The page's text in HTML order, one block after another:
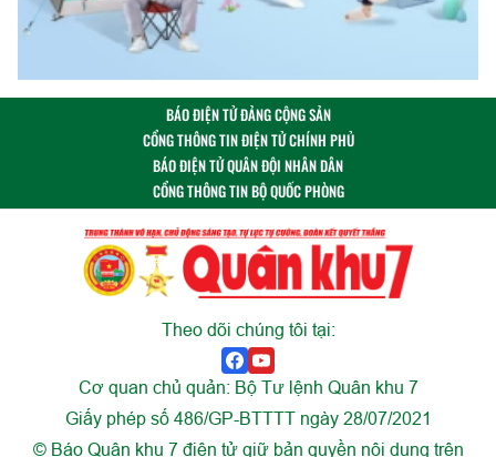
BÁO ĐIỆN TỬ ĐẢNG CỘNG SẢN
CỔNG THÔNG TIN ĐIỆN TỬ CHÍNH PHỦ
BÁO ĐIỆN TỬ QUÂN ĐỘI NHÂN DÂN
CỔNG THÔNG TIN BỘ QUỐC PHÒNG
Theo dõi chúng tôi tại:
Cơ quan chủ quản: Bộ Tư lệnh Quân khu 7
Giấy phép số 486/GP-BTTTT ngày 28/07/2021
© Báo Quân khu 7 điện tử giữ bản quyền nội dung trên